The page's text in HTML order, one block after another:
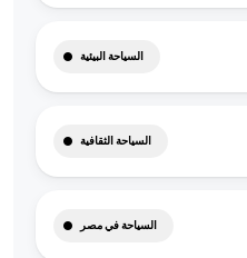
السياحة البيئية
السياحة الثقافية
السياحة في مصر